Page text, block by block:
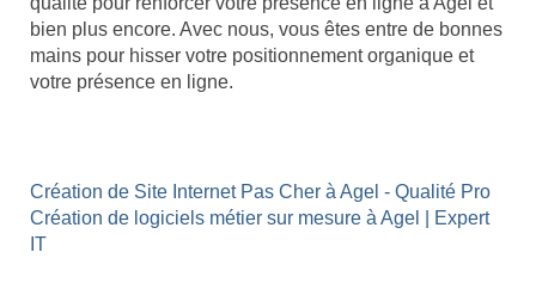
bien plus encore. Avec nous, vous êtes entre de bonnes
mains pour hisser votre positionnement organique et
votre présence en ligne.
Création de Site Internet Pas Cher à Agel - Qualité Pro
Création de logiciels métier sur mesure à Agel | Expert
IT